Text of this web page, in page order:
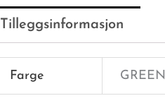
Tilleggsinformasjon
Farge GREEN